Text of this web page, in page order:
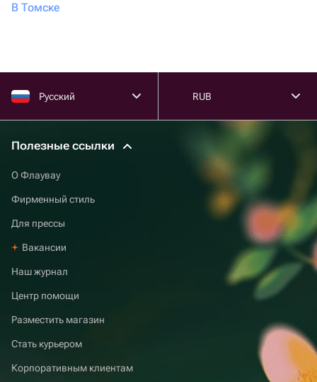
В Томске
Русский RUB
Полезные ссылки
О Флаувау
Фирменный стиль
Для прессы
Вакансии
Наш журнал
Центр помощи
Разместить магазин
Стать курьером
Корпоративным клиентам